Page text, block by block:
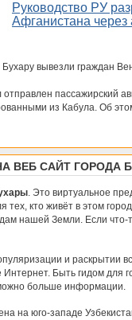
Руководство РУ
Афганистана
вывезли граждан
пассажирский
из Кабула. Об
ВЕБ САЙТ ГОРОДА
. Это виртуальное
тех, кто живёт в этом
нашей Земли. Если
и раскрытии
Интернет. Быть гидом для
больше информации.
на юго-западе